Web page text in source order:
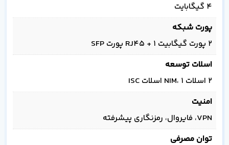
۴ گیگابایت
پورت شبکه
۲ پورت گیگابیت RJ45 + ۱ پورت SFP
اسلات توسعه
۲ اسلات NIM، ۱ اسلات ISC
امنیت
VPN، فایروال، رمزنگاری پیشرفته
توان مصرفی